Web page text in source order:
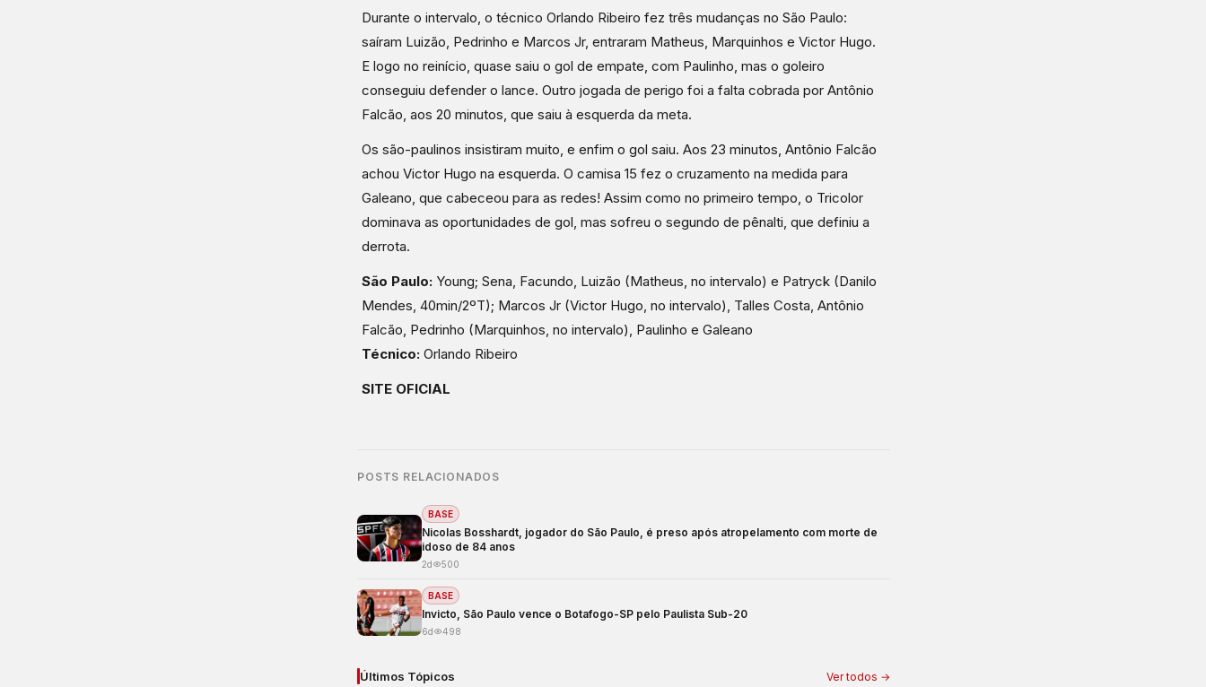
Durante o intervalo, o técnico Orlando Ribeiro fez três mudanças no São Paulo:
saíram Luizão, Pedrinho e Marcos Jr, entraram Matheus, Marquinhos e Victor Hugo.
E logo no reinício, quase saiu o gol de empate, com Paulinho, mas o goleiro
conseguiu defender o lance. Outro jogada de perigo foi a falta cobrada por Antônio
Falcão, aos 20 minutos, que saiu à esquerda da meta.
Os são-paulinos insistiram muito, e enfim o gol saiu. Aos 23 minutos, Antônio Falcão
achou Victor Hugo na esquerda. O camisa 15 fez o cruzamento na medida para
Galeano, que cabeceou para as redes! Assim como no primeiro tempo, o Tricolor
dominava as oportunidades de gol, mas sofreu o segundo de pênalti, que definiu a
derrota.
São Paulo: Young; Sena, Facundo, Luizão (Matheus, no intervalo) e Patryck (Danilo
Mendes, 40min/2ºT); Marcos Jr (Victor Hugo, no intervalo), Talles Costa, Antônio
Falcão, Pedrinho (Marquinhos, no intervalo), Paulinho e Galeano
Técnico: Orlando Ribeiro
SITE OFICIAL
POSTS RELACIONADOS
BASE
Nicolas Bosshardt, jogador do São Paulo, é preso após atropelamento com morte de
idoso de 84 anos
2d 500
BASE
Invicto, São Paulo vence o Botafogo-SP pelo Paulista Sub-20
6d 498
Últimos Tópicos Ver todos →